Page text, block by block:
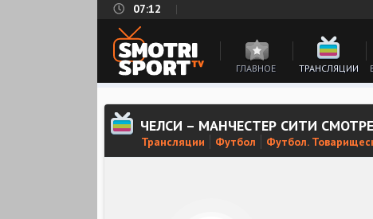
07:12
ГЛАВНОЕ ТРАНСЛЯЦИИ
ЧЕЛСИ – МАНЧЕСТЕР СИТИ
Трансляции Футбол Футбол.